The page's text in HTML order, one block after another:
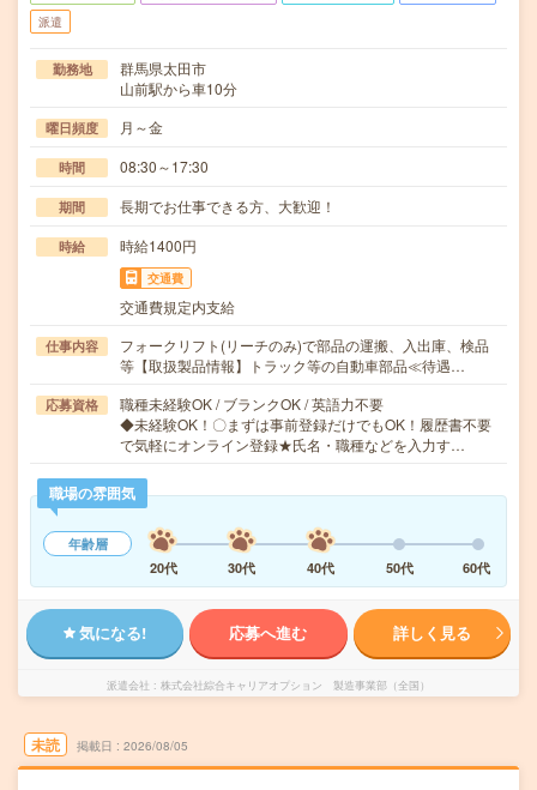
派遣
勤務地
群馬県太田市
山前駅から車10分
曜日頻度 月～金
時間 08:30～17:30
期間 長期でお仕事できる方、大歓迎！
時給 時給1400円
交通費
交通費規定内支給
仕事内容
フォークリフト(リーチのみ)で部品の運搬、入出庫、検品
等【取扱製品情報】トラック等の自動車部品≪待遇…
応募資格
職種未経験OK / ブランクOK / 英語力不要
◆未経験OK！〇まずは事前登録だけでもOK！履歴書不要
で気軽にオンライン登録★氏名・職種などを入力す…
職場の雰囲気
年齢層
20代
30代 40代 50代 60代
気になる! 応募へ進む 詳しく見る
派遣会社 株式会社綜合キャリアオプション 製造事業部（全国）
未読 掲載日 2026/08/05